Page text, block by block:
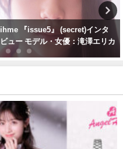
ihme『issue4』（ sherbet ）中
村守里／drop of dew・露のしず
く